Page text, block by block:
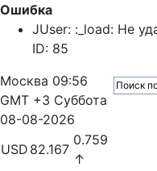
Ошибка
JUser: :_load: Не
ID: 85
Москва 09:56
GMT +3 Суббота
08-08-2026
USD 82.167
0.759
↑